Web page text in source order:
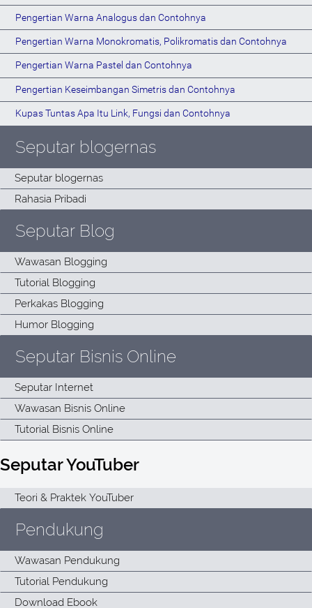
Pengertian Warna Analogus dan Contohnya
Pengertian Warna Monokromatis, Polikromatis dan Contohnya
Pengertian Warna Pastel dan Contohnya
Pengertian Keseimbangan Simetris dan Contohnya
Kupas Tuntas Apa Itu Link, Fungsi dan Contohnya
Seputar blogernas
Seputar Blog
Seputar Bisnis Online
Seputar YouTuber
Pendukung